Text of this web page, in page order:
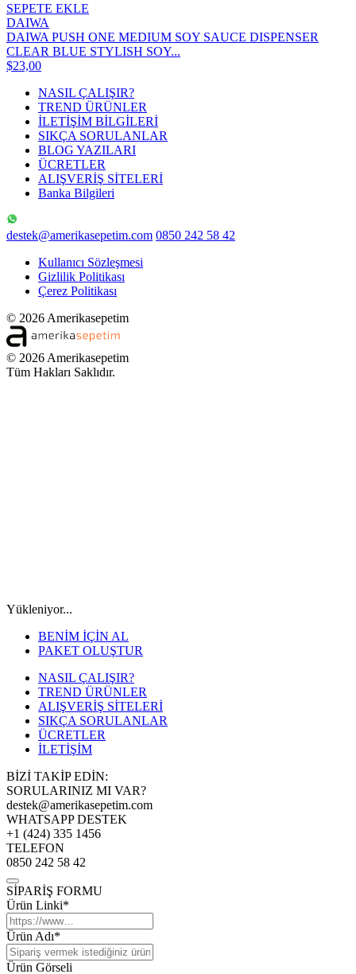
SEPETE EKLE
DAIWA
DAIWA PUSH ONE MEDIUM SOY SAUCE DISPENSER
CLEAR BLUE STYLISH SOY...
$23,00
NASIL ÇALIŞIR?
TREND ÜRÜNLER
İLETİŞİM BİLGİLERİ
SIKÇA SORULANLAR
BLOG YAZILARI
ÜCRETLER
ALIŞVERİŞ SİTELERİ
Banka Bilgileri
destek@amerikasepetim.com 0850 242 58 42
Kullanıcı Sözleşmesi
Gizlilik Politikası
Çerez Politikası
© 2026 Amerikasepetim
© 2026 Amerikasepetim
Tüm Hakları Saklıdır.
Yükleniyor...
BENİM İÇİN AL
PAKET OLUŞTUR
NASIL ÇALIŞIR?
TREND ÜRÜNLER
ALIŞVERİŞ SİTELERİ
SIKÇA SORULANLAR
ÜCRETLER
İLETİŞİM
BİZİ TAKİP EDİN:
SORULARINIZ MI VAR?
destek@amerikasepetim.com
WHATSAPP DESTEK
+1 (424) 335 1456
TELEFON
0850 242 58 42
SİPARİŞ FORMU
Ürün Linki*
Ürün Adı*
Ürün Görseli